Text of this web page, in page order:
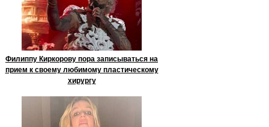
Филиппу Киркорову пора записываться на
прием к своему любимому пластическому
хирургу